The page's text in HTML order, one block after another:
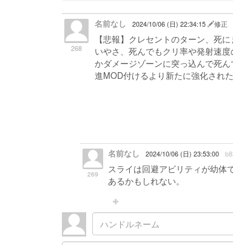
268
名前なし 2024/10/06 (日) 22:34:15 修正
【悲報】クレセントのターン、死に
いやさ、死んでもクリ率や発射速
かダメージゾーンに突っ込んで死
進MOD付けるより新たに強化され
269
名前なし 2024/10/06 (日) 23:53:00
スライは回避アビリティが幼体
あるかもしれない。